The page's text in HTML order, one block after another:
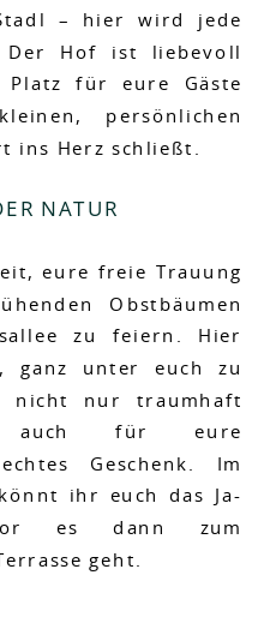
– hier wird jede
Der Hof ist liebevoll
für eure Gäste
persönlichen
ins Herz schließt.
NATUR
eure freie Trauung
Obstbäumen
zu feiern. Hier
ganz unter euch zu
nicht nur traumhaft
auch für eure
Geschenk. Im
ihr euch das Ja-
es dann zum
geht.